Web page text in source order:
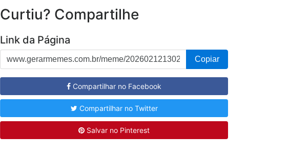
Curtiu? Compartilhe
Link da Página
Copiar
Compartilhar no Facebook
Compartilhar no Twitter
Salvar no Pinterest